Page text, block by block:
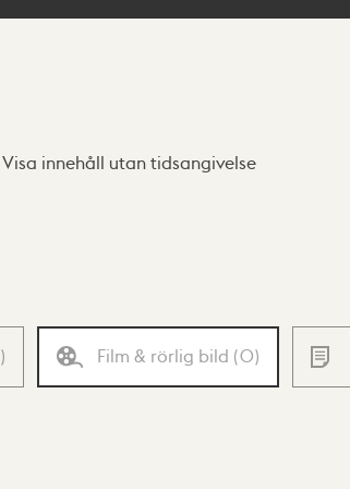
Visa innehåll utan tidsangivelse
) Film & rörlig bild (0)